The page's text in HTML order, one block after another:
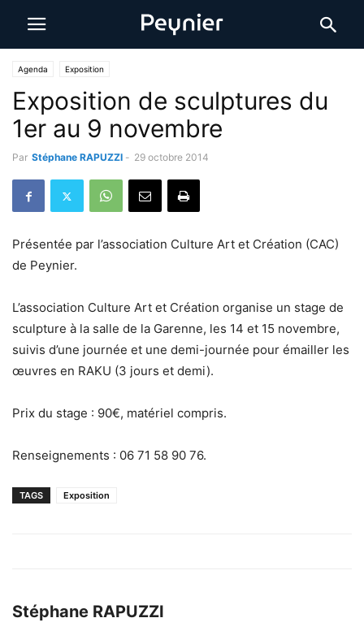
Agenda Exposition
Exposition de sculptures du
1er au 9 novembre
Par Stéphane RAPUZZI - 29 octobre 2014
Présentée par l’association Culture Art et Création (CAC)
de Peynier.
L’association Culture Art et Création organise un stage de
sculpture à la salle de la Garenne, les 14 et 15 novembre,
suivis d’une journée et une demi-journée pour émailler les
œuvres en RAKU (3 jours et demi).
Prix du stage : 90€, matériel compris.
Renseignements : 06 71 58 90 76.
TAGS Exposition
Stéphane RAPUZZI